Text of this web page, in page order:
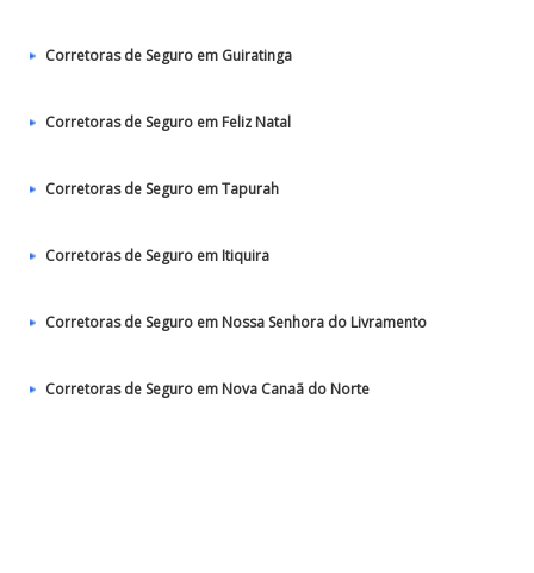
Corretoras de Seguro em Guiratinga
Corretoras de Seguro em Feliz Natal
Corretoras de Seguro em Tapurah
Corretoras de Seguro em Itiquira
Corretoras de Seguro em Nossa Senhora do Livramento
Corretoras de Seguro em Nova Canaã do Norte